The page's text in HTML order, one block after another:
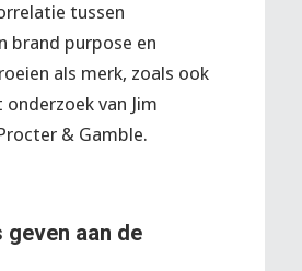
tussen
brand purpose en
als merk, zoals ook
van Jim
& Gamble.
geven aan de